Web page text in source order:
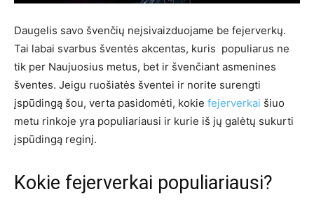
Daugelis savo švenčių neįsivaizduojame be fejerverkų.
Tai labai svarbus šventės akcentas, kuris populiarus ne
tik per Naujuosius metus, bet ir švenčiant asmenines
šventes. Jeigu ruošiatės šventei ir norite surengti
įspūdingą šou, verta pasidomėti, kokie fejerverkai šiuo
metu rinkoje yra populiariausi ir kurie iš jų galėtų sukurti
įspūdingą reginį.
Kokie fejerverkai populiariausi?